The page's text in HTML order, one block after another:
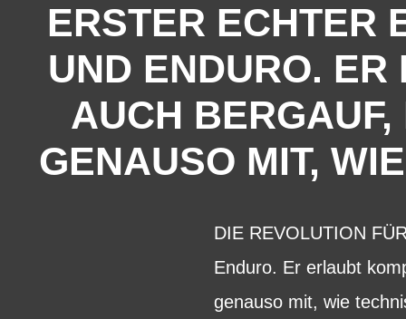
ERSTER ECHTER
UND ENDURO.
AUCH
GENAUSO MIT,
DIE REVOLUTION
Enduro. Er erlaubt
genauso mit, wie